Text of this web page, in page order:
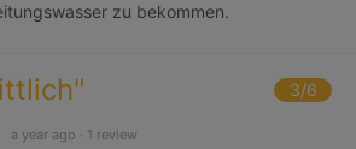
zu bekommen.
" 3/6
a year ago · 1 review